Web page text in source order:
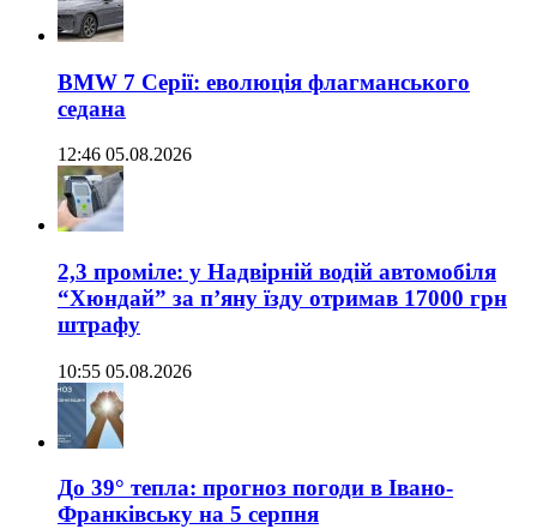
BMW 7 Серії: еволюція флагманського
седана
12:46 05.08.2026
2,3 проміле: у Надвірній водій автомобіля
“Хюндай” за п’яну їзду отримав 17000 грн
штрафу
10:55 05.08.2026
До 39° тепла: прогноз погоди в Івано-
Франківську на 5 серпня